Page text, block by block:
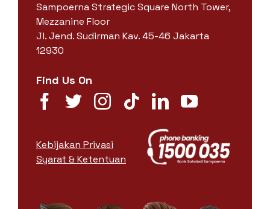
Sampoerna Strategic Square North Tower,
Mezzanine Floor
Jl. Jend. Sudirman Kav. 45-46 Jakarta
12930
Find Us On
Kebijakan Privasi
Syarat & Ketentuan